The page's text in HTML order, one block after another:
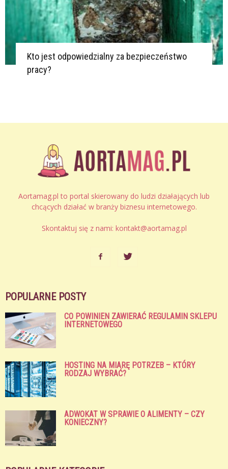
Kto jest odpowiedzialny za bezpieczeństwo
pracy?
Aortamag.pl to portal skierowany do ludzi działających lub
chcących działać w branży biznesu internetowego.
Skontaktuj się z nami: kontakt@aortamag.pl
POPULARNE POSTY
CO POWINIEN ZAWIERAĆ REGULAMIN SKLEPU
INTERNETOWEGO
HOSTING NA MIARĘ POTRZEB – KTÓRY
RODZAJ WYBRAĆ?
ADWOKAT W SPRAWIE O ALIMENTY – CZY
KONIECZNY?